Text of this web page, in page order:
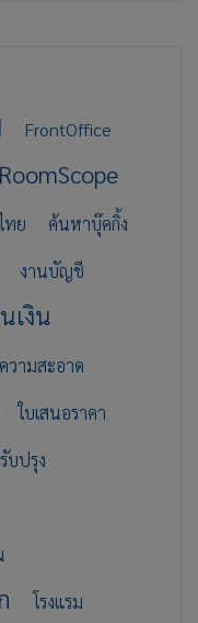
FrontOffice
RoomScope
ทย ค้นหาบุ๊คกิ้ง
งานบัญชี
เงิน
วามสะอาด
ใบเสนอราคา
บปรุง
โรงแรม